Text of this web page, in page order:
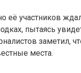
её участников
пытаясь
заметил,
места.